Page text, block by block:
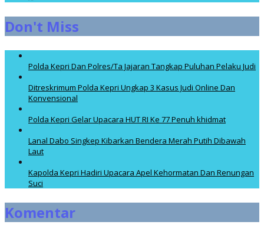
Don't Miss
Polda Kepri Dan Polres/Ta Jajaran Tangkap Puluhan Pelaku Judi
Ditreskrimum Polda Kepri Ungkap 3 Kasus Judi Online Dan
Konvensional
Polda Kepri Gelar Upacara HUT RI Ke 77 Penuh khidmat
Lanal Dabo Singkep Kibarkan Bendera Merah Putih Dibawah
Laut
Kapolda Kepri Hadiri Upacara Apel Kehormatan Dan Renungan
Suci
Komentar